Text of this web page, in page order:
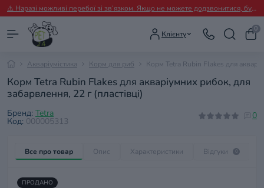
⚠️ Наразі можливі перебої зі зв’язком. Якщо не можете додзвонитися, будь ласка, пишіть нам у Viber.
Клієнту
0
Акваріумістика Корм для риб Корм Tetra Rubin Flakes для
Корм Tetra Rubin Flakes для акваріумних рибок, для
забарвлення, 22 г (пластівці)
Бренд: Tetra
Код: 000005313
0
Все про товар Опис Характеристики Відгуки
ПРОДАНО